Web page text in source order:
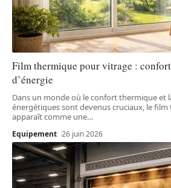
Film thermique pour vitrage :
d’énergie
Dans un monde où le confort thermique et
énergétiques sont devenus cruciaux, le
apparaît comme une…
Equipement 26 juin 2026